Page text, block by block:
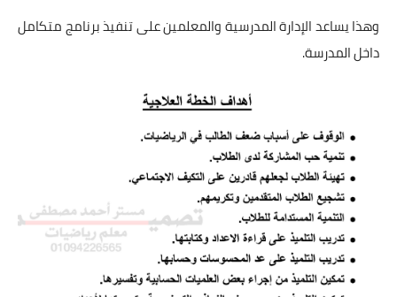
وهذا يساعد الإدارة المدرسية والمعلمين على تنفيذ برنامج متكامل
داخل المدرسة.